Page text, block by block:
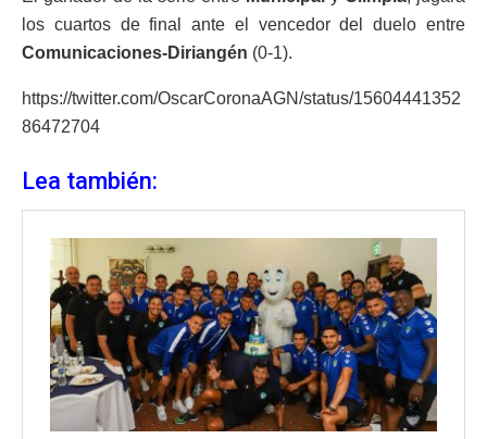
los cuartos de final ante el vencedor del duelo entre
Comunicaciones-Diriangén (0-1).
https://twitter.com/OscarCoronaAGN/status/15604441352
86472704
Lea también: